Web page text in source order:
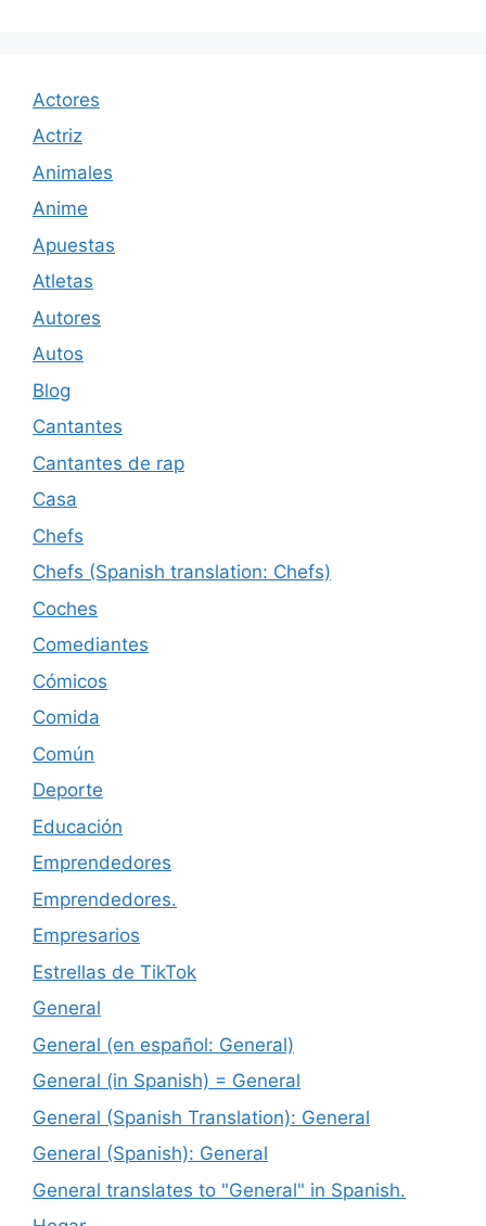
Actores
Actriz
Animales
Anime
Apuestas
Atletas
Autores
Autos
Blog
Cantantes
Cantantes de rap
Casa
Chefs
Chefs (Spanish translation: Chefs)
Coches
Comediantes
Cómicos
Comida
Común
Deporte
Educación
Emprendedores
Emprendedores.
Empresarios
Estrellas de TikTok
General
General (en español: General)
General (in Spanish) = General
General (Spanish Translation): General
General (Spanish): General
General translates to "General" in Spanish.